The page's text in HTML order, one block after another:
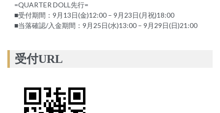
=QUARTER DOLL先行=
■受付期間：9月13日(金)12:00 – 9月23日(月祝)18:00
■当落確認/入金期間：9月25日(水)13:00 – 9月29日(日)21:00
受付URL